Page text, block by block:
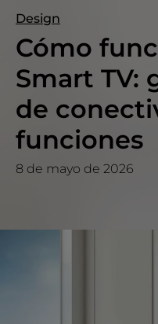
Design
Cómo
Smart TV:
de
funciones
8 de mayo de 2026